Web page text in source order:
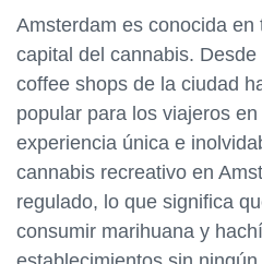
Amsterdam es conocida
capital del cannabis.
coffee shops de la ciudad
popular para los viajeros
experiencia única e
cannabis recreativo en
regulado, lo que significa
consumir marihuana y